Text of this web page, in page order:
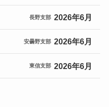
2026年6月
長野支部
2026年6月
安曇野支部
2026年6月
東信支部